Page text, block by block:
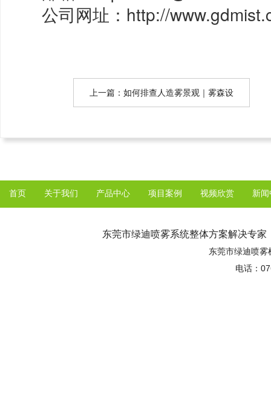
公司网址：http://
上一篇：如何排查人造雾景观｜雾森设
首页 关于我们 产品中心 项目案例 视频欣赏 新
东莞市绿迪喷雾系统整体方案解决
东莞市绿迪喷
电话：